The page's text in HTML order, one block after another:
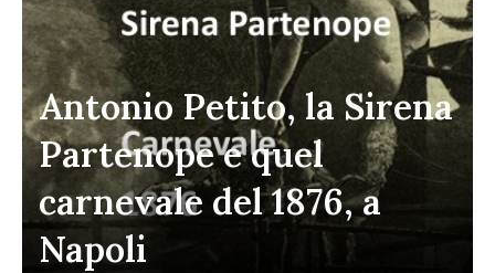
Antonio Petito, la Sirena
Partenope e quel
carnevale del 1876, a
Napoli